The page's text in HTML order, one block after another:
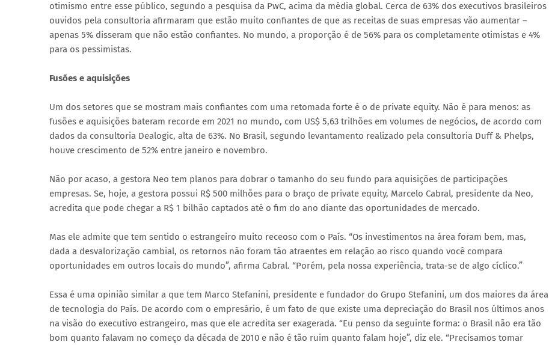
otimismo entre esse público, segundo a pesquisa da PwC, acima da média global. Cerca de 63% dos executivos brasileiros
ouvidos pela consultoria afirmaram que estão muito confiantes de que as receitas de suas empresas vão aumentar –
apenas 5% disseram que não estão confiantes. No mundo, a proporção é de 56% para os completamente otimistas e 4%
para os pessimistas.
Fusões e aquisições
Um dos setores que se mostram mais confiantes com uma retomada forte é o de private equity. Não é para menos: as
fusões e aquisições bateram recorde em 2021 no mundo, com US$ 5,63 trilhões em volumes de negócios, de acordo com
dados da consultoria Dealogic, alta de 63%. No Brasil, segundo levantamento realizado pela consultoria Duff & Phelps,
houve crescimento de 52% entre janeiro e novembro.
Não por acaso, a gestora Neo tem planos para dobrar o tamanho do seu fundo para aquisições de participações
empresas. Se, hoje, a gestora possui R$ 500 milhões para o braço de private equity, Marcelo Cabral, presidente da Neo,
acredita que pode chegar a R$ 1 bilhão captados até o fim do ano diante das oportunidades de mercado.
Mas ele admite que tem sentido o estrangeiro muito receoso com o País. “Os investimentos na área foram bem, mas,
dada a desvalorização cambial, os retornos não foram tão atraentes em relação ao risco quando você compara
oportunidades em outros locais do mundo”, afirma Cabral. “Porém, pela nossa experiência, trata-se de algo cíclico.”
Essa é uma opinião similar a que tem Marco Stefanini, presidente e fundador do Grupo Stefanini, um dos maiores da área
de tecnologia do País. De acordo com o empresário, é um fato de que existe uma depreciação do Brasil nos últimos anos
na visão do executivo estrangeiro, mas que ele acredita ser exagerada. “Eu penso da seguinte forma: o Brasil não era tão
bom quanto falavam no começo da década de 2010 e não é tão ruim quanto falam hoje”, diz ele. “Precisamos tomar